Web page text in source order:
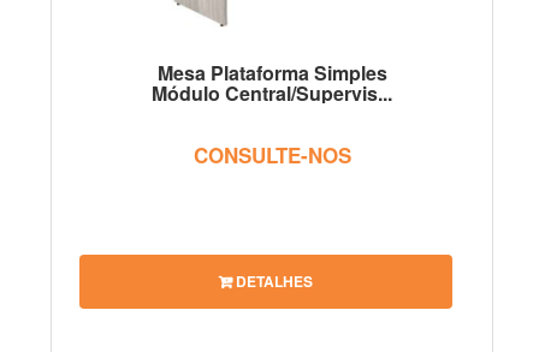
Mesa Plataforma Simples
Módulo Central/Supervis...
CONSULTE-NOS
DETALHES